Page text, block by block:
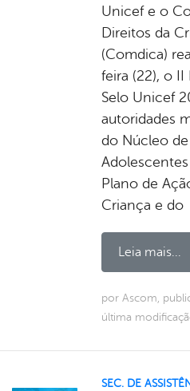
Unicef e o
Direitos da
(Comdica)
feira (22), o
Selo Unicef
autoridades
do Núcleo
Plano de
Criança e do
Leia mais...
por Ascom,
última
SEC. DE